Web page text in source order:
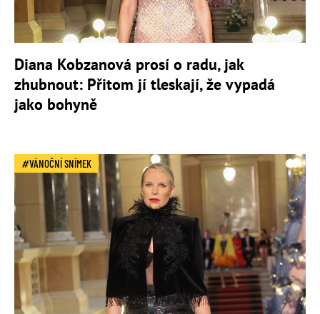
Diana Kobzanová prosí o radu, jak
zhubnout: Přitom jí tleskají, že vypadá
jako bohyně
VÁNOČNÍ SNÍMEK